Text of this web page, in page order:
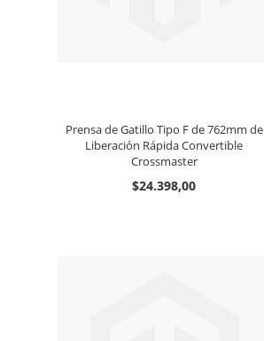
Prensa de Gatillo Tipo F de 762mm de
Liberación Rápida Convertible
Crossmaster
$24.398,00